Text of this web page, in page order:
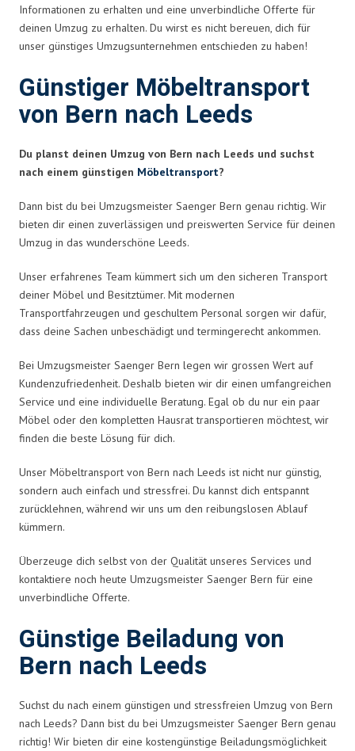
Informationen zu erhalten und eine unverbindliche Offerte für
deinen Umzug zu erhalten. Du wirst es nicht bereuen, dich für
unser günstiges Umzugsunternehmen entschieden zu haben!
Günstiger Möbeltransport
von Bern nach Leeds
Du planst deinen Umzug von Bern nach Leeds und suchst
nach einem günstigen Möbeltransport?
Dann bist du bei Umzugsmeister Saenger Bern genau richtig. Wir
bieten dir einen zuverlässigen und preiswerten Service für deinen
Umzug in das wunderschöne Leeds.
Unser erfahrenes Team kümmert sich um den sicheren Transport
deiner Möbel und Besitztümer. Mit modernen
Transportfahrzeugen und geschultem Personal sorgen wir dafür,
dass deine Sachen unbeschädigt und termingerecht ankommen.
Bei Umzugsmeister Saenger Bern legen wir grossen Wert auf
Kundenzufriedenheit. Deshalb bieten wir dir einen umfangreichen
Service und eine individuelle Beratung. Egal ob du nur ein paar
Möbel oder den kompletten Hausrat transportieren möchtest, wir
finden die beste Lösung für dich.
Unser Möbeltransport von Bern nach Leeds ist nicht nur günstig,
sondern auch einfach und stressfrei. Du kannst dich entspannt
zurücklehnen, während wir uns um den reibungslosen Ablauf
kümmern.
Überzeuge dich selbst von der Qualität unseres Services und
kontaktiere noch heute Umzugsmeister Saenger Bern für eine
unverbindliche Offerte.
Günstige Beiladung von
Bern nach Leeds
Suchst du nach einem günstigen und stressfreien Umzug von Bern
nach Leeds? Dann bist du bei Umzugsmeister Saenger Bern genau
richtig! Wir bieten dir eine kostengünstige Beiladungsmöglichkeit